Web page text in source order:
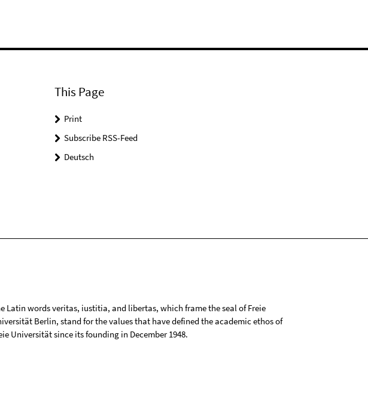
This Page
Print
Subscribe RSS-Feed
Deutsch
Latin words veritas, iustitia, and libertas, which frame the seal of Freie
Berlin, stand for the values that have defined the academic ethos of
Universität since its founding in December 1948.